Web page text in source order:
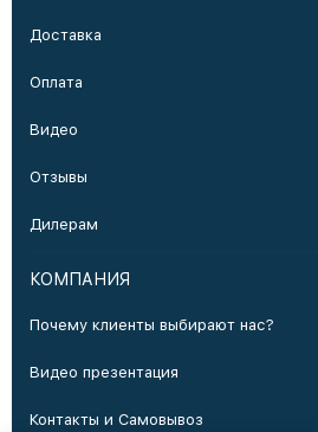
Доставка
Оплата
Видео
Отзывы
Дилерам
КОМПАНИЯ
Почему клиенты выбирают нас?
Видео презентация
Контакты и Самовывоз